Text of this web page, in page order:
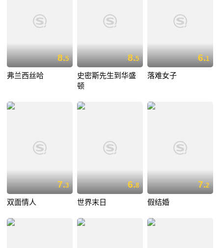
8.5
弗兰西丝哈
8.5
史密斯先生到华盛
顿
6.1
落难女子
7.3
双面情人
6.8
世界末日
7.2
假结婚